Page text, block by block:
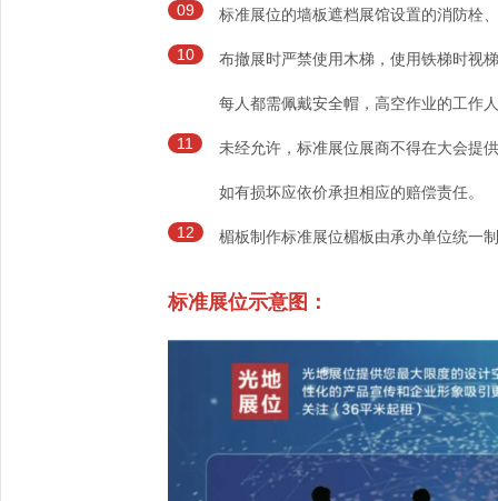
09 标准展位的墙板遮档展馆设置的消防栓
10 布撤展时严禁使用木梯，使用铁梯时视
每人都需佩戴安全帽，高空作业的工作
11 未经允许，标准展位展商不得在大会提
如有损坏应依价承担相应的赔偿责任。
12 楣板制作标准展位楣板由承办单位统一
标准展位示意图：